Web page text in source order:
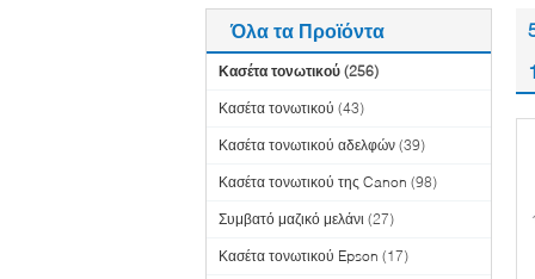
Όλα τα Προϊόντα
Κασέτα τονωτικού (256)
Κασέτα τονωτικού (43)
Κασέτα τονωτικού αδελφών (39)
Κασέτα τονωτικού της Canon (98)
Συμβατό μαζικό μελάνι (27)
Κασέτα τονωτικού Epson (17)